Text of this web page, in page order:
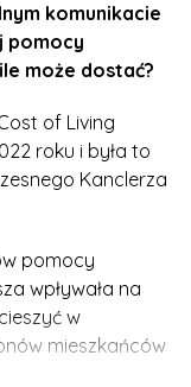
w podatku
podatku od
gospodarczej.
komunikacie
pomocy
może dostać?
of Living
roku i była to
Kanclerza
pomocy
wpływała na
w
mieszkańców